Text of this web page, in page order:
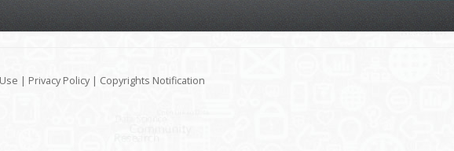
| Privacy Policy | Copyrights Notification